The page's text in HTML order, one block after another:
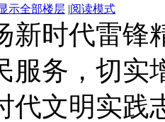
示全部楼层 |阅读模式
新时代雷锋
服务，切实
代文明实践